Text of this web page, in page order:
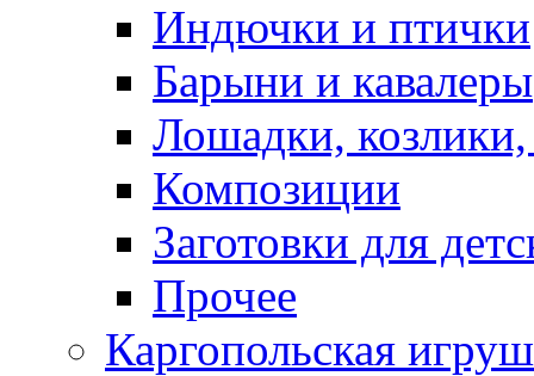
Индючки и птички
Барыни и кавалеры
Лошадки,
Композиции
Заготовки для
Прочее
Каргопольская